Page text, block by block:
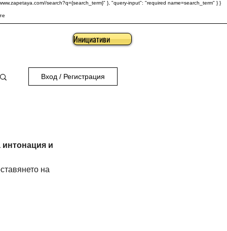
search?q={search_term}" }, "query-input": "required name=search_term" } }
Инициативи
Вход / Регистрация
и
на